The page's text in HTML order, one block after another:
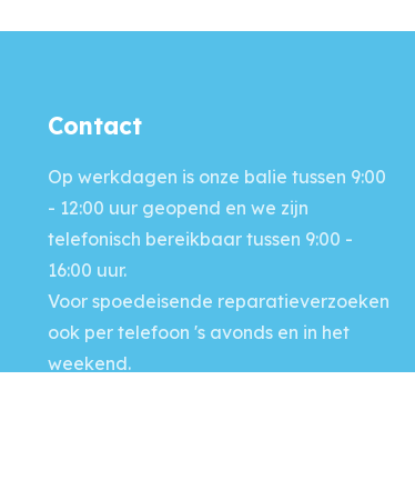
Contact
Op werkdagen is onze balie tussen 9:00
- 12:00 uur geopend en we zijn
telefonisch bereikbaar tussen 9:00 -
16:00 uur.
Voor spoedeisende reparatieverzoeken
ook per telefoon 's avonds en in het
weekend.